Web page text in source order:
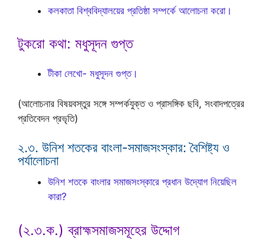
কলকাতা বিশ্ববিদ্যালয়ের প্রতিষ্ঠা সম্পর্কে আলোচনা করো।
টুকরো কথা: মধুসূদন গুপ্ত
টীকা লেখো- মধুসূদন গুপ্ত।
(আলোচনার বিষয়বস্তুর সঙ্গে সম্পর্কযুক্ত ও প্রাসঙ্গিক ছবি, সংবাদপত্রের
প্রতিবেদন প্রভৃতি)
২.৩. উনিশ শতকের বাংলা-সমাজসংস্কার: বৈশিষ্ট্য ও
পর্যালোচনা
উনিশ শতকে বাংলার সমাজসংস্কারে প্রধান উদ্যোগ নিয়েছিল
কারা?
(২.৩.ক.) ব্রাহ্মসমাজসমূহের উদ্দোগ